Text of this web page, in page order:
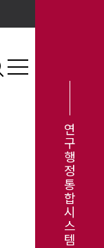
연
구
행
정
통
합
시
스
템